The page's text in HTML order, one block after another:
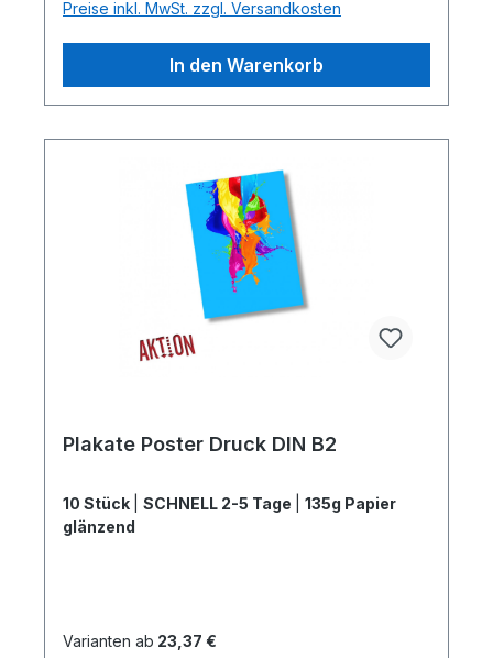
Preise inkl. MwSt. zzgl. Versandkosten
In den Warenkorb
Plakate Poster Druck DIN B2
10 Stück SCHNELL 2-5 Tage
135g Papier
glänzend
Varianten ab 23,37 €